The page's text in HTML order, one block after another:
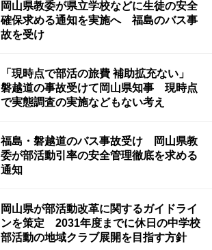
岡山県教委が県立学校などに生徒の安全
確保求める通知を実施へ 福島のバス事
故を受け
「現時点で部活の旅費 補助拡充ない」
磐越道の事故受けて岡山県知事 現時点
で実態調査の実施などもない考え
福島・磐越道のバス事故受け 岡山県教
委が部活動引率の安全管理徹底を求める
通知
岡山県が部活動改革に関するガイドライ
ンを策定 2031年度までに休日の中学校
部活動の地域クラブ展開を目指す方針